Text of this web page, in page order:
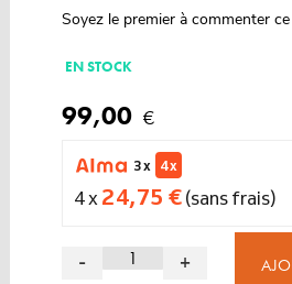
Soyez le premier à commenter
EN STOCK
99,00 €
3 x 4 x
4 x24,75 €(sans frais)
- +